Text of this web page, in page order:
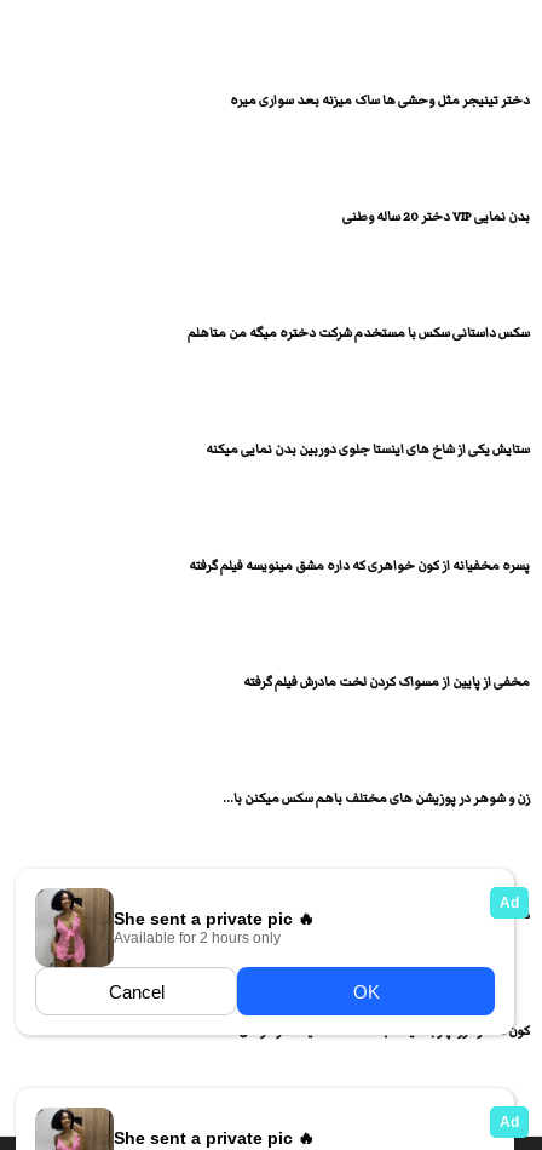
دختر تینیجر مثل وحشی ها ساک میزنه بعد سواری میره
بدن نمایی VIP دختر 20 ساله وطنی
سکس داستانی سکس با مستخدم شرکت دختره میگه من متاهلم
ستایش یکی از شاخ های اینستا جلوی دوربین بدن نمایی میکنه
پسره مخفیانه از کون خواهری که داره مشق مینویسه فیلم گرفته
مخفی از پایین از مسواک کردن لخت مادرش فیلم گرفته
زن و شوهر در پوزیشن های مختلف باهم سکس میکنن با...
دختره تو لایو ممه ها رو انداخته بیرون و ممه نمایی...
کون دختره رو چرب میکنه بعد انگشت میکنه تو کونش